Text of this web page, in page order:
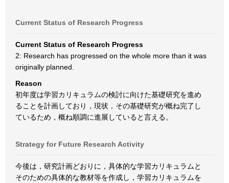
Current Status of Research Progress
Current Status of Research Progress
2: Research has progressed on the whole more than it was
originally planned.
Reason
初年度は学習カリキュラムの検討に向けた基礎研究を進め
ることを計画しており，現状，その基礎研究が概ね完了し
ているため，概ね順調に進展していると言える。
Strategy for Future Research Activity
今後は，研究計画どおりに，具体的な学習カリキュラムと
そのための具体的な教材等を作成し，学習カリキュラムを